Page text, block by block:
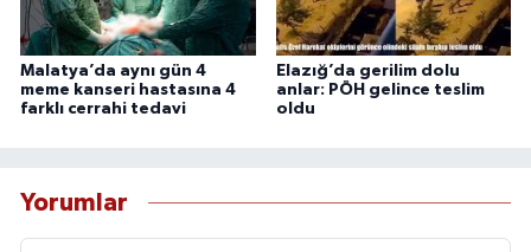
Malatya’da aynı gün 4
meme kanseri hastasına 4
farklı cerrahi tedavi
Elazığ’da gerilim dolu
anlar: PÖH gelince teslim
oldu
Yorumlar